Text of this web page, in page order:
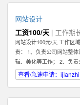
网站设计
工资100/天 | 工作期
网站设计100元/天 工作区
责： 1、负责公司网站整
辑、美化等工作； 2、负
面，交互设计，logo及icon
进行网站美工布局的设计
的收集、整理、汇总、归
查看/急速申请：